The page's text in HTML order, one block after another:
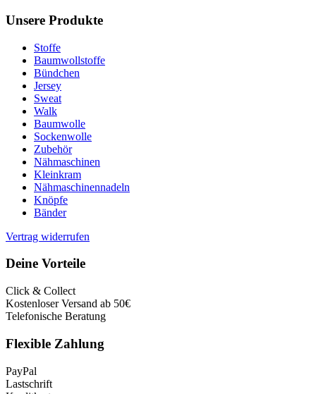
Unsere Produkte
Stoffe
Baumwollstoffe
Bündchen
Jersey
Sweat
Walk
Baumwolle
Sockenwolle
Zubehör
Nähmaschinen
Kleinkram
Nähmaschinennadeln
Knöpfe
Bänder
Vertrag widerrufen
Deine Vorteile
Click & Collect
Kostenloser Versand ab 50€
Telefonische Beratung
Flexible Zahlung
PayPal
Lastschrift